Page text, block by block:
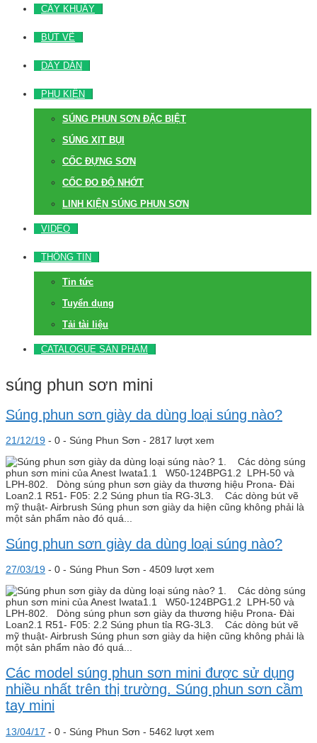
CÂY KHUẤY
BÚT VẼ
DÂY DẪN
PHỤ KIỆN
SÚNG PHUN SƠN ĐẶC BIỆT
SÚNG XỊT BỤI
CỐC ĐỰNG SƠN
CỐC ĐO ĐỘ NHỚT
LINH KIỆN SÚNG PHUN SƠN
VIDEO
THÔNG TIN
Tin tức
Tuyển dụng
Tải tài liệu
CATALOGUE SẢN PHẨM
súng phun sơn mini
Súng phun sơn giày da dùng loại súng nào?
21/12/19 - 0 - Súng Phun Sơn - 2817 lượt xem
1. Các dòng súng
phun sơn mini của Anest Iwata1.1 W50-124BPG1.2 LPH-50 và
LPH-802. Dòng súng phun sơn giày da thương hiệu Prona- Đài
Loan2.1 R51- F05: 2.2 Súng phun tỉa RG-3L3. Các dòng bút vẽ
mỹ thuật- Airbrush Súng phun sơn giày da hiện cũng không phải là
một sản phẩm nào đó quá...
Súng phun sơn giày da dùng loại súng nào?
27/03/19 - 0 - Súng Phun Sơn - 4509 lượt xem
1. Các dòng súng
phun sơn mini của Anest Iwata1.1 W50-124BPG1.2 LPH-50 và
LPH-802. Dòng súng phun sơn giày da thương hiệu Prona- Đài
Loan2.1 R51- F05: 2.2 Súng phun tỉa RG-3L3. Các dòng bút vẽ
mỹ thuật- Airbrush Súng phun sơn giày da hiện cũng không phải là
một sản phẩm nào đó quá...
Các model súng phun sơn mini được sử dụng
nhiều nhất trên thị trường. Súng phun sơn cầm
tay mini
13/04/17 - 0 - Súng Phun Sơn - 5462 lượt xem